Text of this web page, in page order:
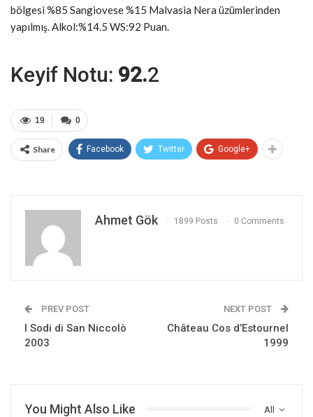
bölgesi %85 Sangiovese %15 Malvasia Nera üzümlerinden
yapılmış. Alkol:%14.5 WS:92 Puan.
Keyif Notu: 92.2
0
19
Share Facebook Twitter Google+
Ahmet Gök 1899 Posts 0 Comments
PREV POST
I Sodi di San Niccolò
2003
NEXT POST
Château Cos d’Estournel
1999
All
You Might Also Like